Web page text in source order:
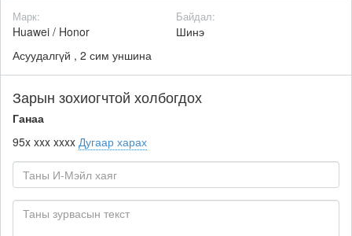
Марк:
Huawei / Honor
Байдал:
Шинэ
Асуудалгүй , 2 сим уншина
Зарын зохиогчтой холбогдох
Ганаа
95x xxx xxxx Дугаар харах